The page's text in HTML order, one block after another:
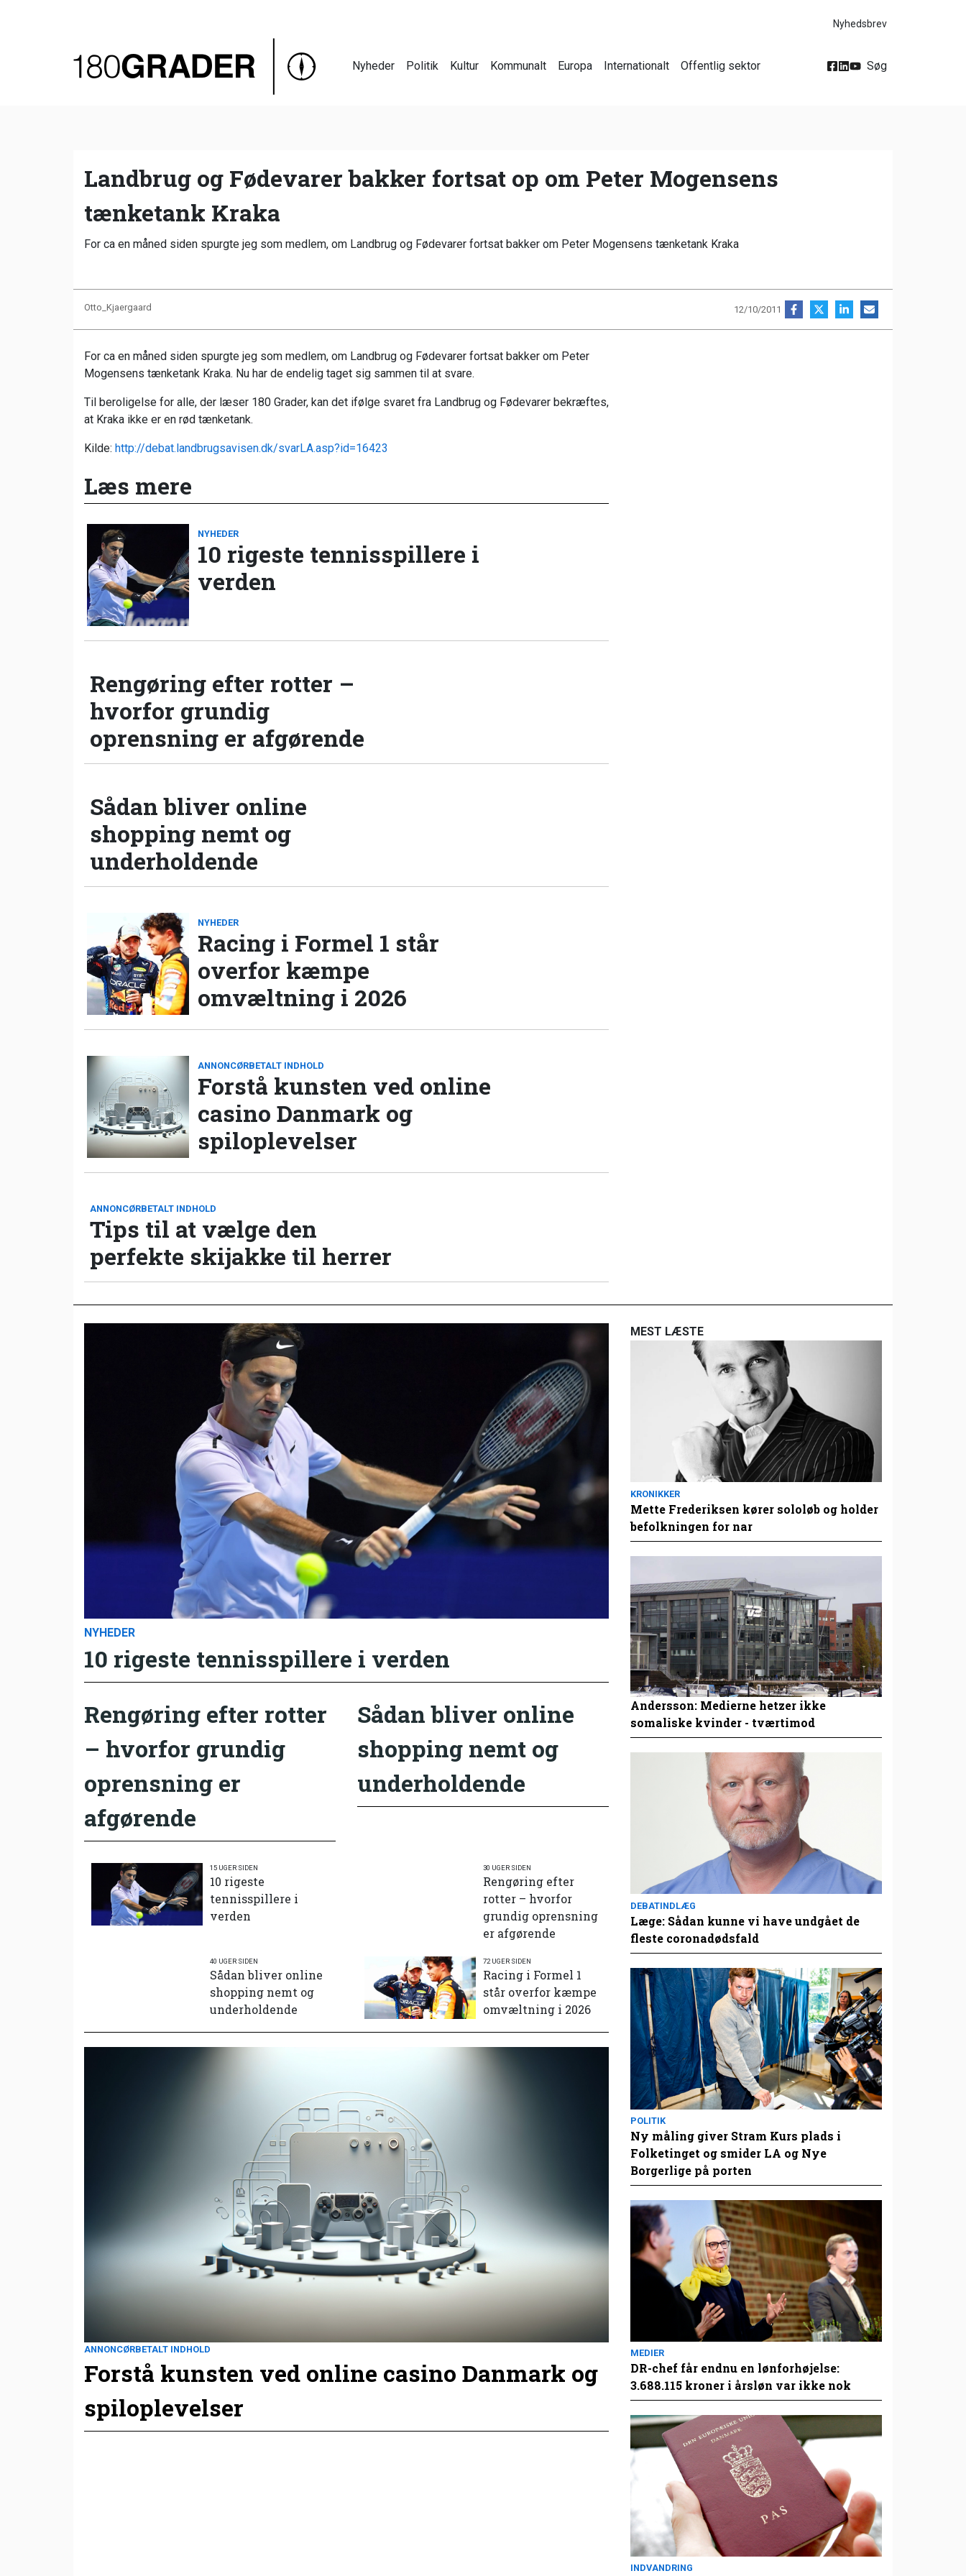
Nyhedsbrev
Nyheder Politik Kultur Kommunalt Europa Internationalt Offentlig sektor Søg
Landbrug og Fødevarer bakker fortsat op om Peter Mogensens
tænketank Kraka
For ca en måned siden spurgte jeg som medlem, om Landbrug og Fødevarer fortsat bakker om Peter Mogensens tænketank Kraka
Otto_Kjaergaard 12/10/2011
For ca en måned siden spurgte jeg som medlem, om Landbrug og Fødevarer fortsat bakker om Peter
Mogensens tænketank Kraka. Nu har de endelig taget sig sammen til at svare.
Til beroligelse for alle, der læser 180 Grader, kan det ifølge svaret fra Landbrug og Fødevarer bekræftes,
at Kraka ikke er en rød tænketank.
Kilde: http://debat.landbrugsavisen.dk/svarLA.asp?id=16423
Læs mere
NYHEDER
10 rigeste tennisspillere i
verden
Rengøring efter rotter –
hvorfor grundig
oprensning er afgørende
Sådan bliver online
shopping nemt og
underholdende
NYHEDER
Racing i Formel 1 står
overfor kæmpe
omvæltning i 2026
ANNONCØRBETALT INDHOLD
Forstå kunsten ved online
casino Danmark og
spiloplevelser
ANNONCØRBETALT INDHOLD
Tips til at vælge den
perfekte skijakke til herrer
NYHEDER
10 rigeste tennisspillere i verden
Rengøring efter rotter
– hvorfor grundig
oprensning er
afgørende
Sådan bliver online
shopping nemt og
underholdende
15 UGER SIDEN
10 rigeste
tennisspillere i
verden
30 UGER SIDEN
Rengøring efter
rotter – hvorfor
grundig oprensning
er afgørende
40 UGER SIDEN
Sådan bliver online
shopping nemt og
underholdende
72 UGER SIDEN
Racing i Formel 1
står overfor kæmpe
omvæltning i 2026
ANNONCØRBETALT INDHOLD
Forstå kunsten ved online casino Danmark og
spiloplevelser
MEST LÆSTE
KRONIKKER
Mette Frederiksen kører sololøb og holder
befolkningen for nar
Andersson: Medierne hetzer ikke
somaliske kvinder - tværtimod
DEBATINDLÆG
Læge: Sådan kunne vi have undgået de
fleste coronadødsfald
POLITIK
Ny måling giver Stram Kurs plads i
Folketinget og smider LA og Nye
Borgerlige på porten
MEDIER
DR-chef får endnu en lønforhøjelse:
3.688.115 kroner i årsløn var ikke nok
INDVANDRING